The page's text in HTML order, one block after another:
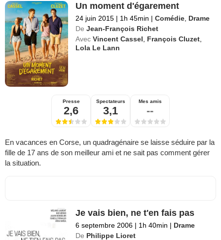
Un moment d'égarement
24 juin 2015 | 1h 45min | Comédie Drame
De Jean-François Richet
Avec Vincent Cassel François Cluzet
Lola Le Lann
Presse
2,6
Spectateurs
3,1
Mes amis
--
En vacances en Corse, un quadragénaire se laisse séduire par la
fille de 17 ans de son meilleur ami et ne sait pas comment gérer
la situation.
Je vais bien, ne t'en fais pas
6 septembre 2006 | 1h 40min | Drame
De Philippe Lioret